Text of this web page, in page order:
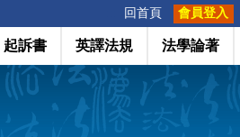
回首頁 會員登入
起訴書 英譯法規 法學論著